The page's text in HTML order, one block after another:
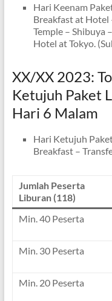
Hari Keenam
Breakfast at Hotel
Temple – Shibuya
Hotel at Tokyo.
XX/XX 2023:
Ketujuh Paket
Hari 6 Malam
Hari Ketujuh
Breakfast –
Jumlah Peserta
Liburan (118)
Min. 40 Peserta
Min. 30 Peserta
Min. 20 Peserta